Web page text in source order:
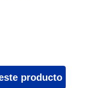
producto